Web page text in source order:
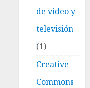
de video y
televisión
1
Creative
Commons